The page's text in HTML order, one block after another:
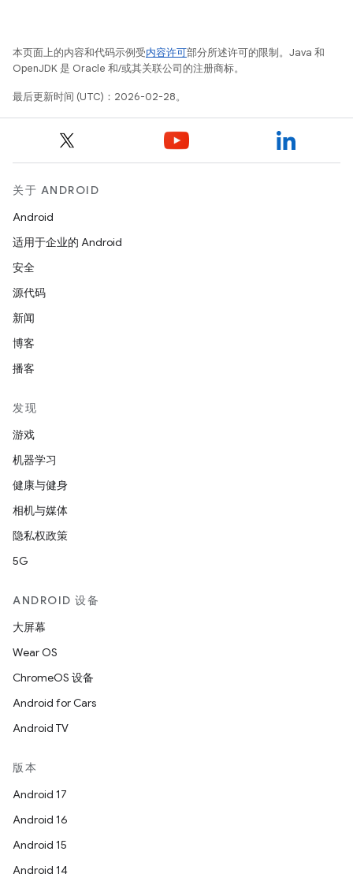
本页面上的内容和代码示例受内容许可部分所述许可的限制。Java 和
OpenJDK 是 Oracle 和/或其关联公司的注册商标。
最后更新时间 (UTC)：2026-02-28。
关于 ANDROID
Android
适用于企业的 Android
安全
源代码
新闻
博客
播客
发现
游戏
机器学习
健康与健身
相机与媒体
隐私权政策
5G
ANDROID 设备
大屏幕
Wear OS
ChromeOS 设备
Android for Cars
Android TV
版本
Android 17
Android 16
Android 15
Android 14